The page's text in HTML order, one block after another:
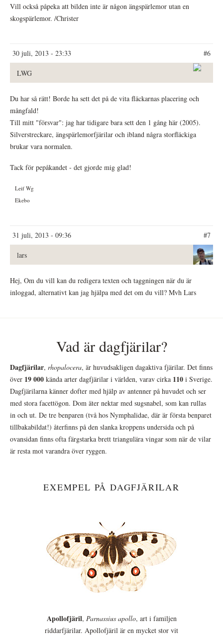
Vill också påpeka att bilden inte är någon ängspärlemor utan en
skogspärlemor. /Christer
30 juli, 2013 - 23:33 #6
LWG
Du har så rätt! Borde ha sett det på de vita fläckarnas placering och
mångfald!
Till mitt "försvar": jag har tidigare bara sett den 1 gång här (2005).
Silverstreckare, ängspärlemorfjärilar och ibland några storfläckiga
brukar vara normalen.
Tack för pepåkandet - det gjorde mig glad!
Leif Wg
Ekebo
31 juli, 2013 - 09:36 #7
lars
Hej, Om du vill kan du redigera texten och taggningen när du är
inloggad, alternativt kan jag hjälpa med det om du vill? Mvh Lars
Vad är dagfjärilar?
Dagfjärilar, rhopalocera, är huvudsakligen dagaktiva fjärilar. Det finns
över 19 000 kända arter dagfjärilar i världen, varav cirka 110 i Sverige.
Dagfjärilarna känner dofter med hjälp av antenner på huvudet och ser
med stora facettögon. Dom äter nektar med sugsnabel, som kan rullas
in och ut. De tre benparen (två hos Nymphalidae, där är första benparet
tillbakabildat!) återfinns på den slanka kroppens undersida och på
ovansidan finns ofta färgstarka brett triangulära vingar som när de vilar
är resta mot varandra över ryggen.
EXEMPEL PÅ DAGFJÄRILAR
Apollofjäril, Parnassius apollo, art i familjen
riddarfjärilar. Apollofjäril är en mycket stor vit